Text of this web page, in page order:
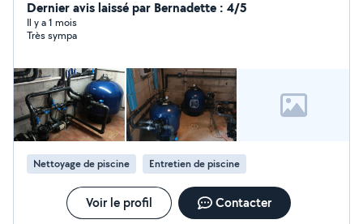
Dernier avis laissé par Bernadette : 4/5
Il y a 1 mois
Très sympa
Nettoyage de piscine Entretien de piscine
Voir le profil Contacter